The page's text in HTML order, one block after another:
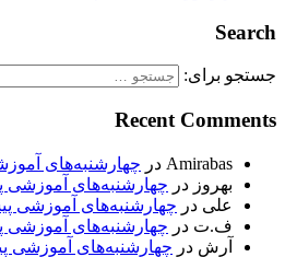
Search
جستجو برای:
Recent Comments
Amirabas در چهارشنبه‌های
بهروز در چهارشنبه‌های آموزشی
علی در چهارشنبه‌های آموزشی
ف.ت در چهارشنبه‌های آموزشی
آرش در چهارشنبه‌های آموزشی